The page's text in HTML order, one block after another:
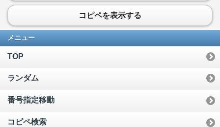
コピペを表示する
メニュー
TOP
ランダム
番号指定移動
コピペ検索